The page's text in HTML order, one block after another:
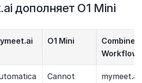
дополняет O1 Mini
O1 Mini
Combined
Workflow
Cannot
mymeet.ai